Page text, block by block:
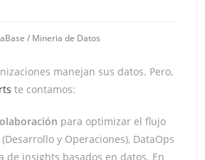
/ Mineria de Datos
manejan sus datos. Pero,
te contamos:
para optimizar el flujo
y Operaciones), DataOps
insights basados en datos. En